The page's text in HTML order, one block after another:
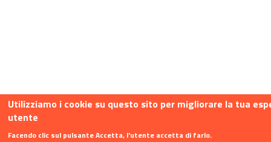
Utilizziamo i cookie su questo sito per migliorare la tua
utente
Facendo clic sul pulsante Accetta, l'utente accetta di farlo.